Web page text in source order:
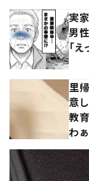
実
男
「え
里
意
教
わ